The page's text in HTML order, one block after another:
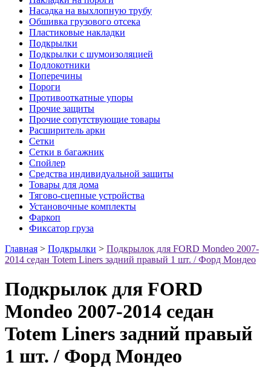
Насадка на выхлопную трубу
Обшивка грузового отсека
Пластиковые накладки
Подкрылки
Подкрылки с шумоизоляцией
Подлокотники
Поперечины
Пороги
Противооткатные упоры
Прочие защиты
Прочие сопутствующие товары
Расширитель арки
Сетки
Сетки в багажник
Спойлер
Средства индивидуальной защиты
Товары для дома
Тягово-сцепные устройства
Установочные комплекты
Фаркоп
Фиксатор груза
Главная > Подкрылки > Подкрылок для FORD Mondeo 2007-
2014 седан Totem Liners задний правый 1 шт. / Форд Мондео
Подкрылок для FORD
Mondeo 2007-2014 седан
Totem Liners задний правый
1 шт. / Форд Мондео